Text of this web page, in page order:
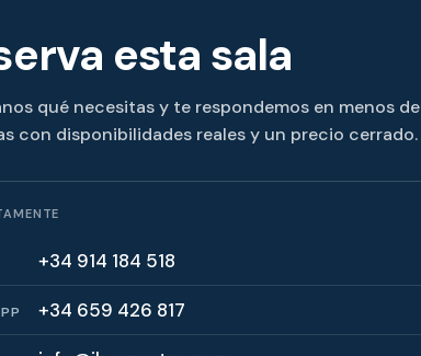
esta sala
qué necesitas y te respondemos en menos de
con disponibilidades reales y un precio cerrado.
+34 914 184 518
+34 659 426 817